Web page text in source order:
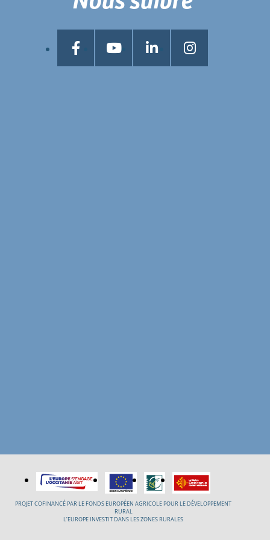
PROJET COFINANCÉ PAR LE FONDS EUROPÉEN AGRICOLE POUR LE DÉVELOPPEMENT
RURAL
L’EUROPE INVESTIT DANS LES ZONES RURALES